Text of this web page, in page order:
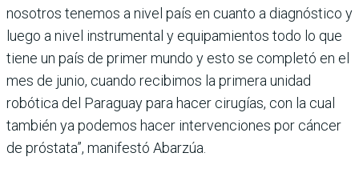
nosotros tenemos a nivel país en cuanto a diagnóstico y
luego a nivel instrumen­tal y equipamientos todo lo que
tiene un país de primer mundo y esto se completó en el
mes de junio, cuando recibimos la primera uni­dad
robótica del Paraguay para hacer cirugías, con la cual
también ya podemos hacer intervenciones por cáncer
de próstata”, mani­festó Abarzúa.